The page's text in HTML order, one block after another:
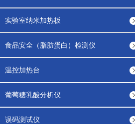
实验室纳米加热板
食品安全（脂肪蛋白）检测仪
温控加热台
葡萄糖乳酸分析仪
误码测试仪